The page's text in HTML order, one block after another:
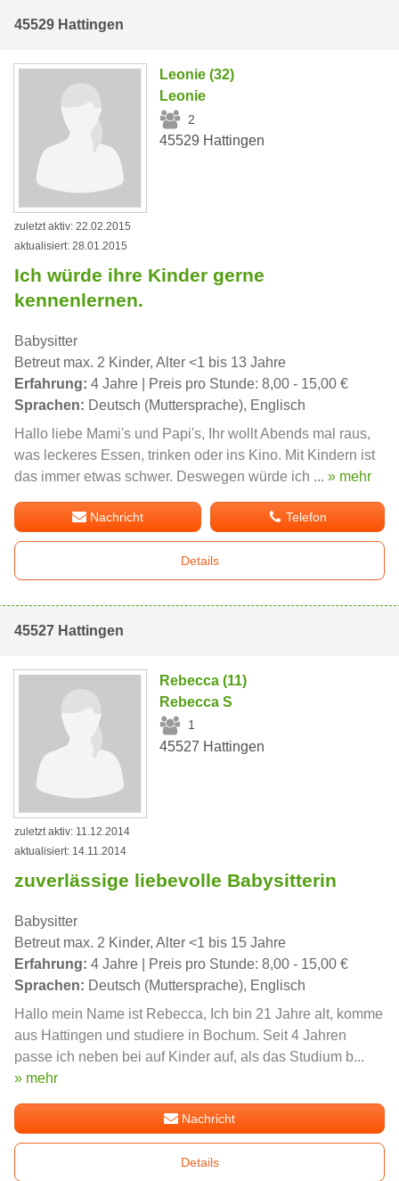
45529 Hattingen
Leonie (32)
Leonie
2
45529 Hattingen
zuletzt aktiv: 22.02.2015
aktualisiert: 28.01.2015
Ich würde ihre Kinder gerne
kennenlernen.
Babysitter
Betreut max. 2 Kinder, Alter <1 bis 13 Jahre
Erfahrung: 4 Jahre | Preis pro Stunde: 8,00 - 15,00 €
Sprachen: Deutsch (Muttersprache), Englisch
Hallo liebe Mami's und Papi's, Ihr wollt Abends mal raus,
was leckeres Essen, trinken oder ins Kino. Mit Kindern ist
das immer etwas schwer. Deswegen würde ich ... » mehr
Nachricht Telefon
Details
45527 Hattingen
Rebecca (11)
Rebecca S
1
45527 Hattingen
zuletzt aktiv: 11.12.2014
aktualisiert: 14.11.2014
zuverlässige liebevolle Babysitterin
Babysitter
Betreut max. 2 Kinder, Alter <1 bis 15 Jahre
Erfahrung: 4 Jahre | Preis pro Stunde: 8,00 - 15,00 €
Sprachen: Deutsch (Muttersprache), Englisch
Hallo mein Name ist Rebecca, Ich bin 21 Jahre alt, komme
aus Hattingen und studiere in Bochum. Seit 4 Jahren
passe ich neben bei auf Kinder auf, als das Studium b...
» mehr
Nachricht
Details